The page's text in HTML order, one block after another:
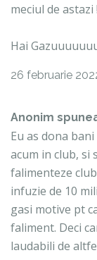
meciul de astazi
Hai
26 februarie
Anonim
Eu as dona
acum in club, si
falimenteze
infuzie de 10
gasi motive pt
faliment. Deci
laudabili de